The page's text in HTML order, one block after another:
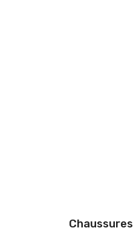
Chaussures